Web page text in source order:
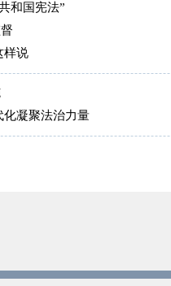
和国宪法”
样说
化凝聚法治力量